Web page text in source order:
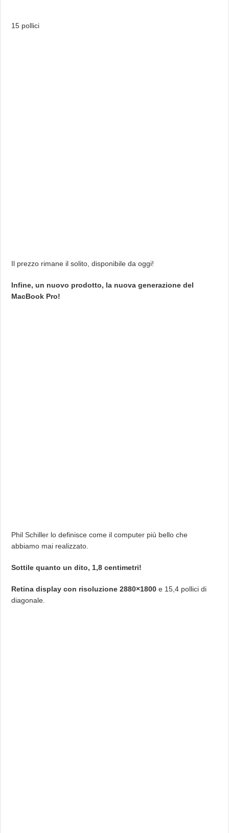
15 pollici
Il prezzo rimane il solito, disponibile da oggi!
Infine, un nuovo prodotto, la nuova generazione del
MacBook Pro!
Phil Schiller lo definisce come il computer più bello che
abbiamo mai realizzato.
Sottile quanto un dito, 1,8 centimetri!
Retina display con risoluzione 2880×1800 e 15,4 pollici di
diagonale.